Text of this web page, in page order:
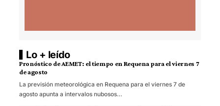
Lo + leído
Pronóstico de AEMET: el tiempo en Requena para el viernes 7
de agosto
La previsión meteorológica en Requena para el viernes 7 de
agosto apunta a intervalos nubosos…